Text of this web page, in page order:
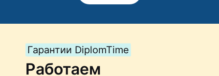
Гарантии DiplomTime
Работаем